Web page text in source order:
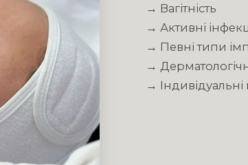
→ Вагітність
→ Активні
→ Певні типи
→
→